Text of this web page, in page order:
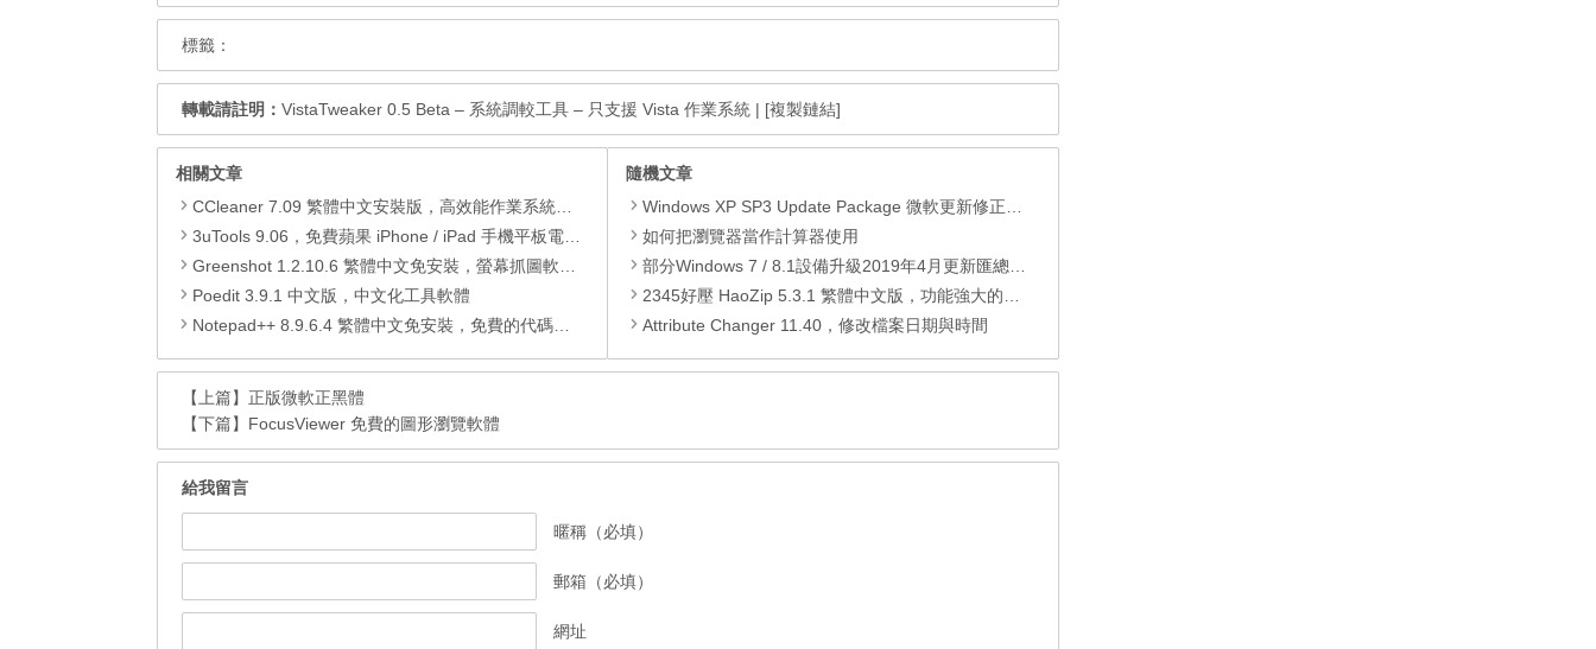
標籤：
轉載請註明： VistaTweaker 0.5 Beta – 系統調較工具 – 只支援 Vista 作業系統 | [複製鏈結]
相關文章
CCleaner 7.09 繁體中文安裝版，高效能作業系統清理軟體
3uTools 9.06，免費蘋果 iPhone / iPad 手機平板電腦管理備份還原軟體
Greenshot 1.2.10.6 繁體中文免安裝，螢幕抓圖軟體，1.3.315 安裝版
Poedit 3.9.1 中文版，中文化工具軟體
Notepad++ 8.9.6.4 繁體中文免安裝，免費的代碼編輯器
隨機文章
Windows XP SP3 Update Package 微軟更新修正包 (2012.02月份)
如何把瀏覽器當作計算器使用
部分Windows 7 / 8.1設備升級2019年4月更新匯總出現卡死情況
2345好壓 HaoZip 5.3.1 繁體中文版，功能強大的免費壓縮軟體
Attribute Changer 11.40，修改檔案日期與時間
【上篇】 正版微軟正黑體
【下篇】 FocusViewer 免費的圖形瀏覽軟體
給我留言
暱稱（必填）
郵箱（必填）
網址